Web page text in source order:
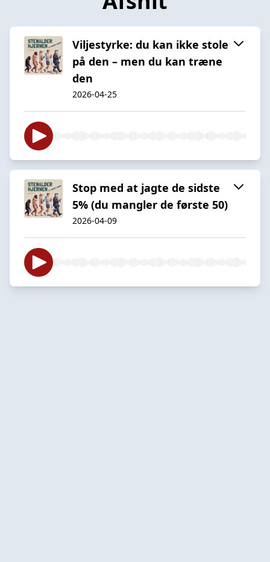
Viljestyrke: du kan ikke stole
på den – men du kan træne
den
2026-04-25
Stop med at jagte de sidste
5% (du mangler de første 50)
2026-04-09